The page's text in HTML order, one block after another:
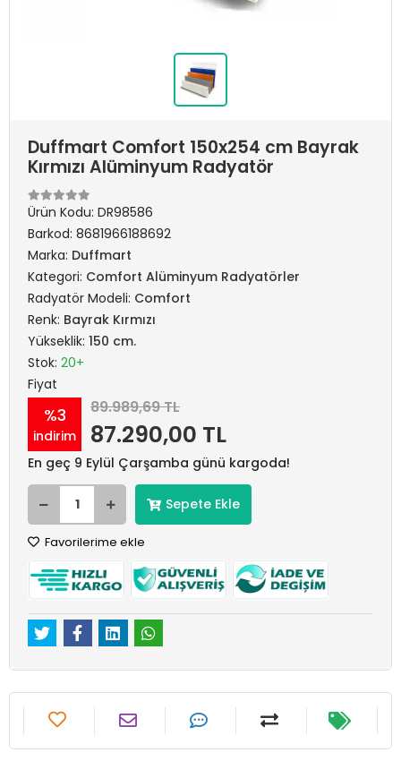
Duffmart Comfort 150x254 cm Bayrak
Kırmızı Alüminyum Radyatör
Ürün Kodu: DR98586
Barkod: 8681966188692
Marka: Duffmart
Kategori: Comfort Alüminyum Radyatörler
Radyatör Modeli: Comfort
Renk: Bayrak Kırmızı
Yükseklik: 150 cm.
Stok: 20+
Fiyat
%3
indirim
89.989,69 TL
87.290,00 TL
En geç 9 Eylül Çarşamba günü kargoda!
Sepete Ekle
Favorilerime ekle